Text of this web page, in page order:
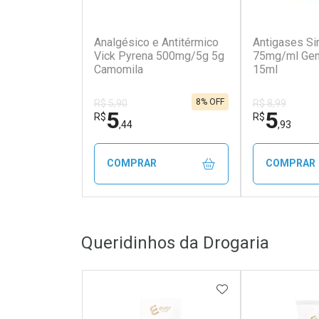
Analgésico e Antitérmico
Vick Pyrena 500mg/5g 5g
Camomila
R$ 5,90
R$5,44
8% OFF
COMPRAR
Laboratório
Por Menos
Antigases
75mg/ml
15ml
R$ 8,99
R$5,93
COMPRAR
Por
Queridinhos da Drogaria
ADICIONAR AOS